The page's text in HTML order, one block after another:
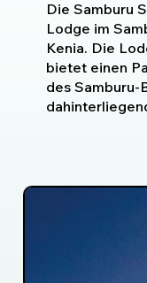
Die Samburu
Lodge im
Kenia. Die
bietet einen
des Samburu-